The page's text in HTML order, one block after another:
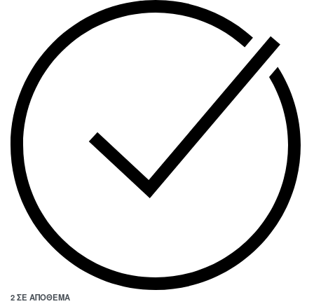
2 ΣΕ ΑΠΌΘΕΜΑ